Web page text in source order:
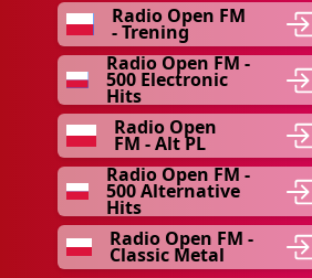
Radio Open FM
- Trening
Radio Open FM -
500 Electronic
Hits
Radio Open
FM - Alt PL
Radio Open FM -
500 Alternative
Hits
Radio Open FM -
Classic Metal